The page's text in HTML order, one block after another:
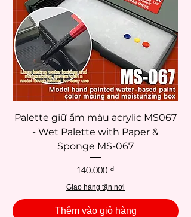
Palette giữ ẩm màu acrylic MS067
- Wet Palette with Paper &
Sponge MS-067
Giá
140.000 ₫
Giao hàng tận nơi
Thêm vào giỏ hàng